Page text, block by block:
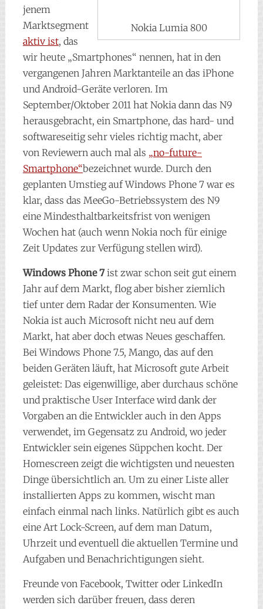
Nokia Lumia 800
jenem
Marktsegment
aktiv ist, das
wir heute „Smartphones“ nennen, hat in den
vergangenen Jahren Marktanteile an das iPhone
und Android-Geräte verloren. Im
September/Oktober 2011 hat Nokia dann das N9
herausgebracht, ein Smartphone, das hard- und
softwareseitig sehr vieles richtig macht, aber
von Reviewern auch mal als „no-future-
Smartphone“bezeichnet wurde. Durch den
geplanten Umstieg auf Windows Phone 7 war es
klar, dass das MeeGo-Betriebssystem des N9
eine Mindesthaltbarkeitsfrist von wenigen
Wochen hat (auch wenn Nokia noch für einige
Zeit Updates zur Verfügung stellen wird).
Windows Phone 7ist zwar schon seit gut einem
Jahr auf dem Markt, flog aber bisher ziemlich
tief unter dem Radar der Konsumenten. Wie
Nokia ist auch Microsoft nicht neu auf dem
Markt, hat aber doch etwas Neues geschaffen.
Bei Windows Phone 7.5, Mango, das auf den
beiden Geräten läuft, hat Microsoft gute Arbeit
geleistet: Das eigenwillige, aber durchaus schöne
und praktische User Interface wird dank der
Vorgaben an die Entwickler auch in den Apps
verwendet, im Gegensatz zu Android, wo jeder
Entwickler sein eigenes Süppchen kocht. Der
Homescreen zeigt die wichtigsten und neuesten
Dinge übersichtlich an. Um zu einer Liste aller
installierten Apps zu kommen, wischt man
einfach einmal nach links. Natürlich gibt es auch
eine Art Lock-Screen, auf dem man Datum,
Uhrzeit und eventuell die aktuellen Termine und
Aufgaben und Benachrichtigungen sieht.
Freunde von Facebook, Twitter oder LinkedIn
werden sich darüber freuen, dass deren